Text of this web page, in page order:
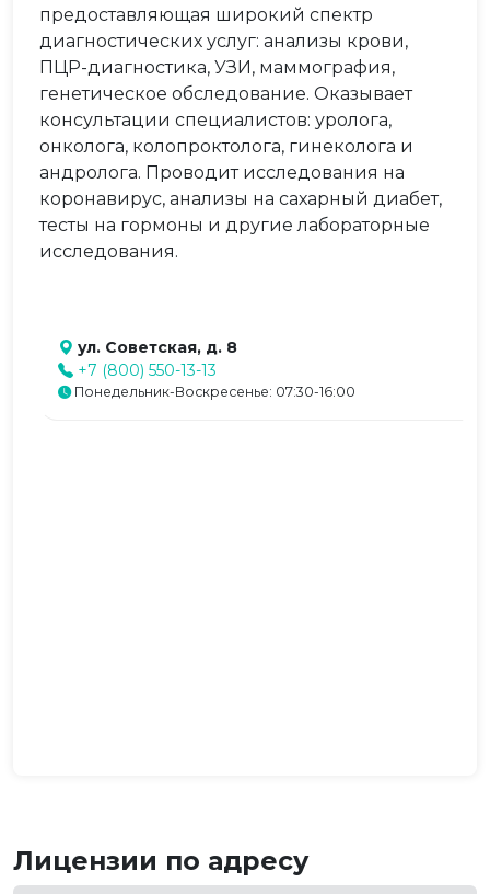
предоставляющая широкий спектр
диагностических услуг: анализы крови,
ПЦР-диагностика, УЗИ, маммография,
генетическое обследование. Оказывает
консультации специалистов: уролога,
онколога, колопроктолога, гинеколога и
андролога. Проводит исследования на
коронавирус, анализы на сахарный диабет,
тесты на гормоны и другие лабораторные
исследования.
ул. Советская, д. 8
+7 (800) 550-13-13
Понедельник-Воскресенье: 07:30-16:00
Лицензии по адресу